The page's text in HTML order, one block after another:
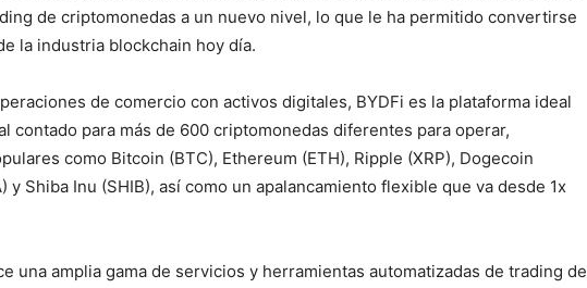
de criptomonedas a un nuevo nivel, lo que le ha permitido convertirse
la industria blockchain hoy día.
de comercio con activos digitales, BYDFi es la plataforma ideal
contado para más de 600 criptomonedas diferentes para operar,
como Bitcoin (BTC), Ethereum (ETH), Ripple (XRP), Dogecoin
y Shiba Inu (SHIB), así como un apalancamiento flexible que va desde 1x
una amplia gama de servicios y herramientas automatizadas de trading de